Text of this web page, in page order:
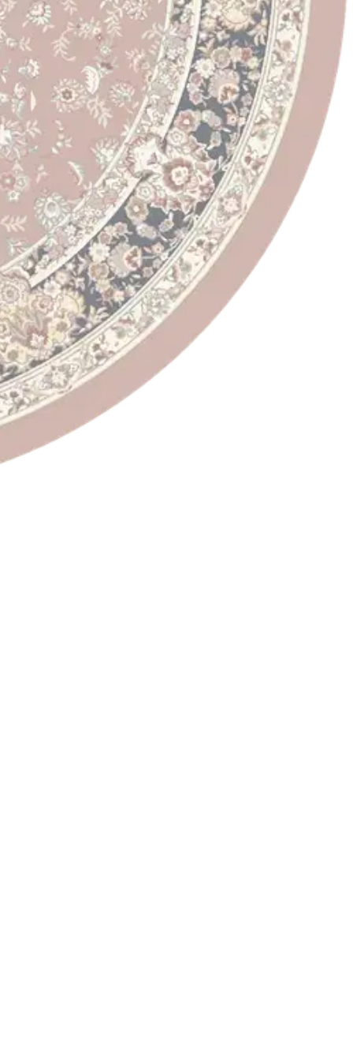
Matilda maton itämainen kuosi on ajaton vaihtoehto niin